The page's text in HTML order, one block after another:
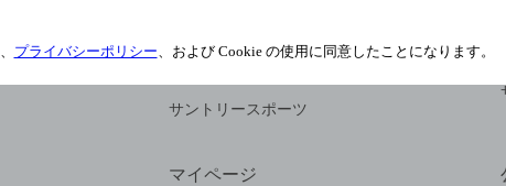
サントリーサンバーズ大阪
サントリースポーツ
マイページ
、 プライバシーポリシー、および Cookie の使用に同意したことになります。